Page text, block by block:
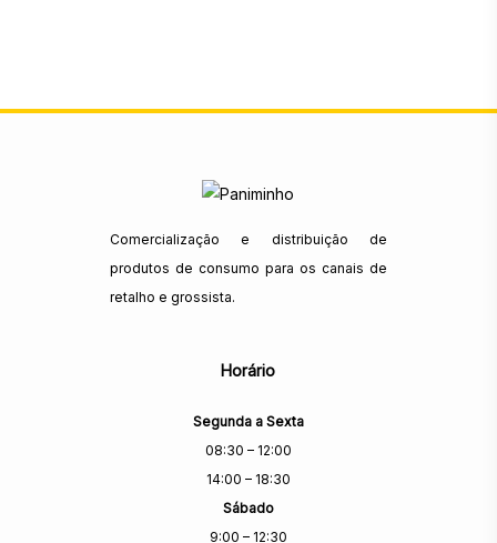
Comercialização e distribuição de
produtos de consumo para os canais de
retalho e grossista.
Horário
Segunda a Sexta
08:30 – 12:00
14:00 – 18:30
Sábado
9:00 – 12:30